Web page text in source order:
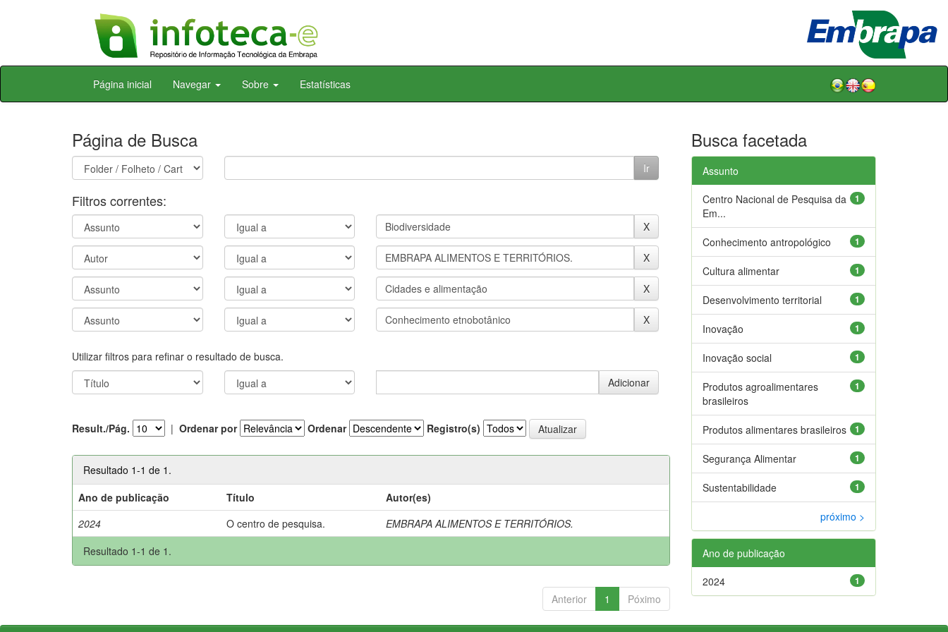
Skip
Página inicial Navegar Sobre Estatísticas
Página de Busca
Filtros correntes:
Utilizar filtros para refinar o resultado de busca.
Result./Pág. | Ordenar por Ordenar Registro(s)
Resultado 1-1 de 1.
Ano de publicação
Título
Autor(es)
2024
O centro de pesquisa.
EMBRAPA ALIMENTOS E TERRITÓRIOS.
Resultado 1-1 de 1.
Anterior 1 Póximo
Busca facetada
Assunto
1
Centro Nacional de Pesquisa da
Em...
1
Conhecimento antropológico
1
Cultura alimentar
1
Desenvolvimento territorial
1
Inovação
1
Inovação social
1
Produtos agroalimentares
brasileiros
1
Produtos alimentares brasileiros
1
Segurança Alimentar
1
Sustentabilidade
próximo >
Ano de publicação
1
2024